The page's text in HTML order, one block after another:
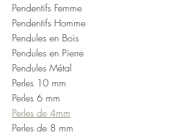
Pendentifs Femme
Pendentifs Homme
Pendules en Bois
Pendules en Pierre
Pendules Métal
Perles 10 mm
Perles 6 mm
Perles de 4mm
Perles de 8 mm